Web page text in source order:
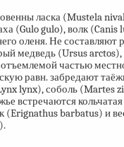
ласка (Mustela
(Gulo gulo), волк
оленя. Не составляют
медведь (Ursus arctos),
частью
равн. забредают
lynx), соболь (Martes
встречаются
(Erignathus barbatus) и